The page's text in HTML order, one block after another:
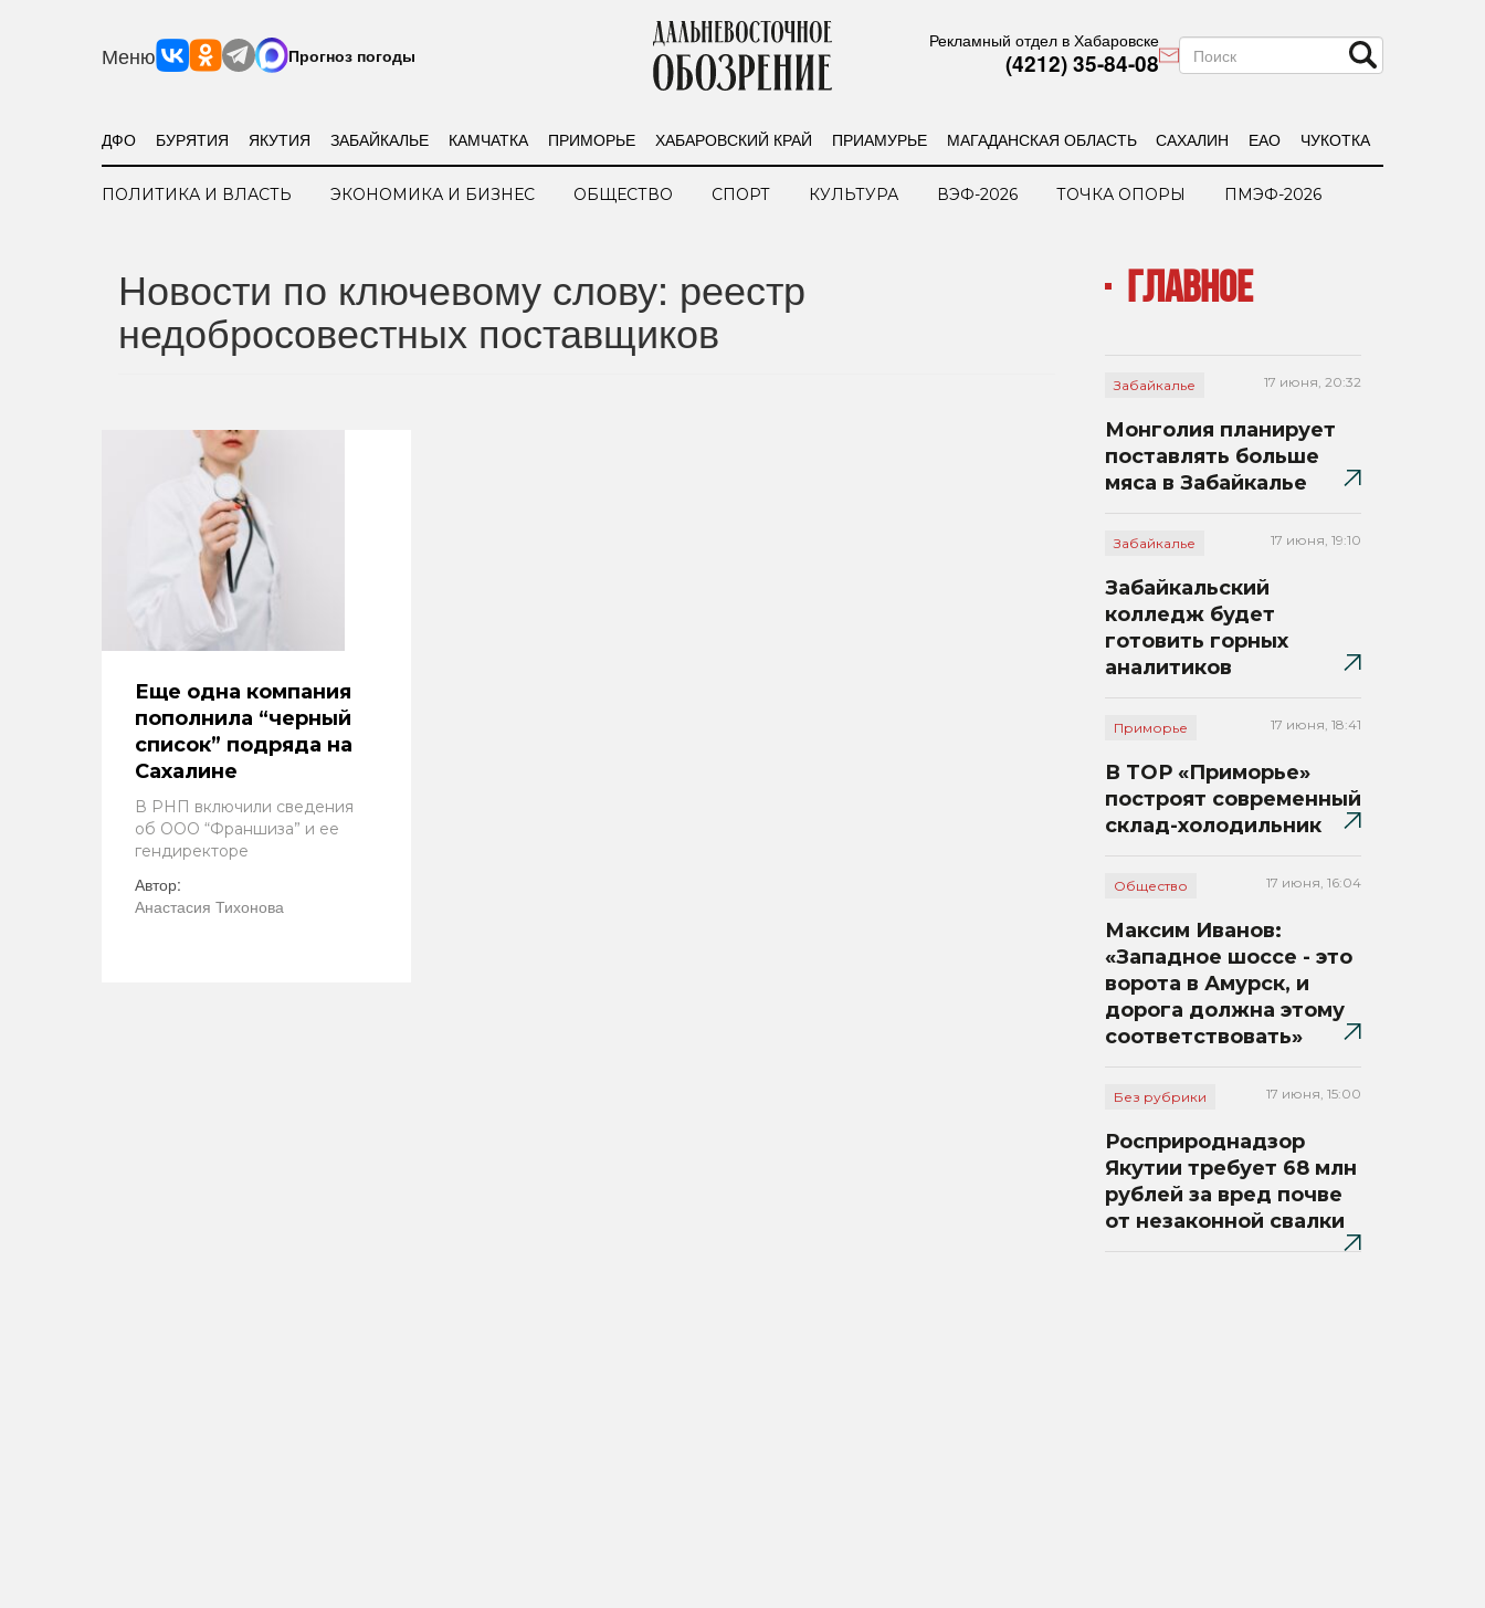
Меню Прогноз погоды
Рекламный отдел в Хабаровске
(4212) 35-84-08
ДФО БУРЯТИЯ ЯКУТИЯ ЗАБАЙКАЛЬЕ КАМЧАТКА ПРИМОРЬЕ ХАБАРОВСКИЙ КРАЙ ПРИАМУРЬЕ МАГАДАНСКАЯ ОБЛАСТЬ САХАЛИН ЕАО ЧУКОТКА
ПОЛИТИКА И ВЛАСТЬ ЭКОНОМИКА И БИЗНЕС ОБЩЕСТВО СПОРТ КУЛЬТУРА ВЭФ-2026 ТОЧКА ОПОРЫ ПМЭФ-2026
Новости по ключевому слову: реестр
недобросовестных поставщиков
Еще одна компания
пополнила “черный
список” подряда на
Сахалине
В РНП включили сведения
об ООО “Франшиза” и ее
гендиректоре
Автор:
Анастасия Тихонова
ГЛАВНОЕ
Забайкалье 17 июня, 20:32
Монголия планирует
поставлять больше
мяса в Забайкалье
Забайкалье 17 июня, 19:10
Забайкальский
колледж будет
готовить горных
аналитиков
Приморье 17 июня, 18:41
В ТОР «Приморье»
построят современный
склад-холодильник
Общество 17 июня, 16:04
Максим Иванов:
«Западное шоссе - это
ворота в Амурск, и
дорога должна этому
соответствовать»
Без рубрики 17 июня, 15:00
Росприроднадзор
Якутии требует 68 млн
рублей за вред почве
от незаконной свалки